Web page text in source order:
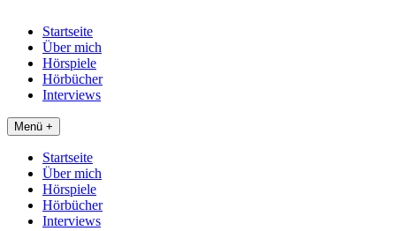
Startseite
Über mich
Hörspiele
Hörbücher
Interviews
Menü +
Startseite
Über mich
Hörspiele
Hörbücher
Interviews